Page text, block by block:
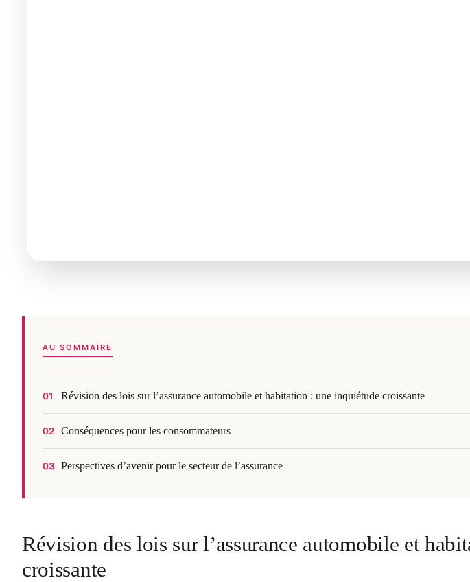
AU SOMMAIRE
01 Révision des lois sur l’assurance automobile et habitation : une inquiétude croissante
02 Conséquences pour les consommateurs
03 Perspectives d’avenir pour le secteur de l’assurance
Révision des lois sur l’assurance automobile et
croissante